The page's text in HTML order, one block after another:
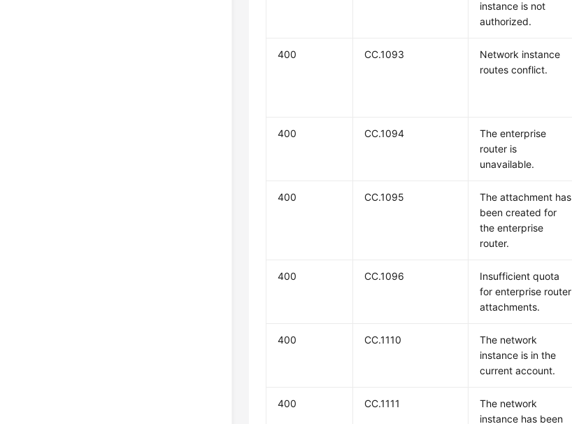
instance is not
authorized.
400 CC.1093
Network instance
routes conflict.
400 CC.1094
The enterprise
router is
unavailable.
400 CC.1095
The attachment has
been created for
the enterprise
router.
400 CC.1096
Insufficient quota
for enterprise router
attachments.
400 CC.1110
The network
instance is in the
current account.
400 CC.1111
The network
instance has been